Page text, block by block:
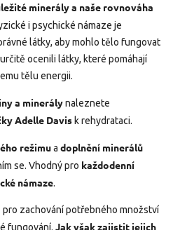
minerály a naše rovnováha
i psychické námaze je
látky, aby mohlo tělo fungovat
ocenili látky, které pomáhají
tělu energii.
a minerálynaleznete
Adelle Davis k rehydrataci.
režimua doplnění minerálů
se. Vhodný pro každodenní
námaze.
zachování potřebného množství
fungování. Jak však zajistit jejich